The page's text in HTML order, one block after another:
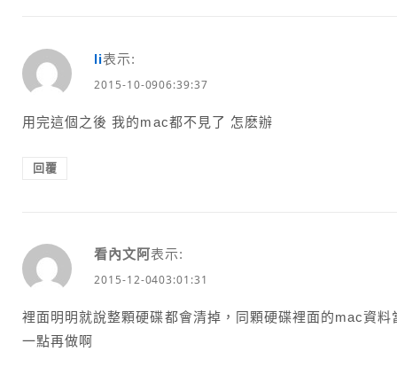
li表示:
2015-10-0906:39:37
用完這個之後 我的mac都不見了 怎麽辦
回覆
看內文阿表示:
2015-12-0403:01:31
裡面明明就說整顆硬碟都會清掉，同顆硬碟裡面的mac資
一點再做啊